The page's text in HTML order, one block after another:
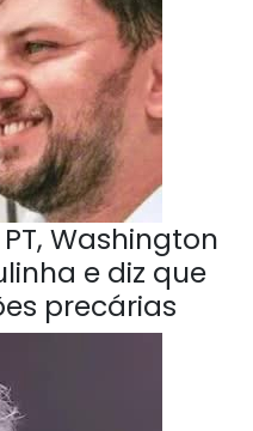
Washington
e diz que
precárias